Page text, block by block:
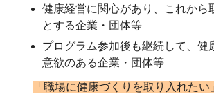
健康経営に関心があり、これから
とする企業・団体等
プログラム参加後も継続して、健
意欲のある企業・団体等
「職場に健康づくりを取り入れた